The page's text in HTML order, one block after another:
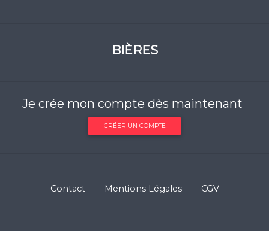
BIÈRES
Je crée mon compte dès maintenant
CRÉER UN COMPTE
Contact Mentions Légales CGV